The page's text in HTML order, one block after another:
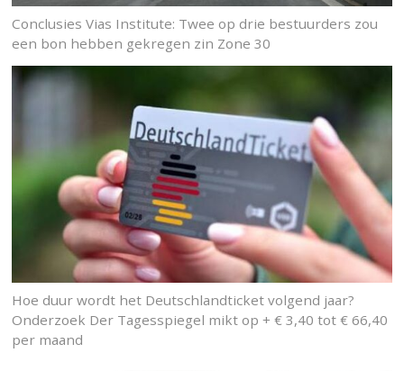
Conclusies Vias Institute: Twee op drie bestuurders zou
een bon hebben gekregen zin Zone 30
Hoe duur wordt het Deutschlandticket volgend jaar?
Onderzoek Der Tagesspiegel mikt op + € 3,40 tot € 66,40
per maand